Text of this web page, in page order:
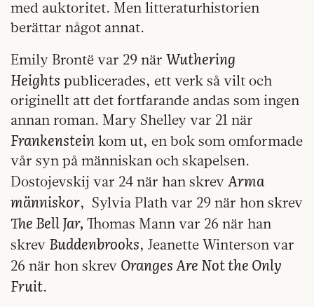
med auktoritet. Men litteraturhistorien
berättar något annat.
Emily Brontë var 29 när Wuthering
Heights publicerades, ett verk så vilt och
originellt att det fortfarande andas som ingen
annan roman. Mary Shelley var 21 när
Frankenstein kom ut, en bok som omformade
vår syn på människan och skapelsen.
Dostojevskij var 24 när han skrev Arma
människor, Sylvia Plath var 29 när hon skrev
The Bell Jar, Thomas Mann var 26 när han
skrev Buddenbrooks, Jeanette Winterson var
26 när hon skrev Oranges Are Not the Only
Fruit.